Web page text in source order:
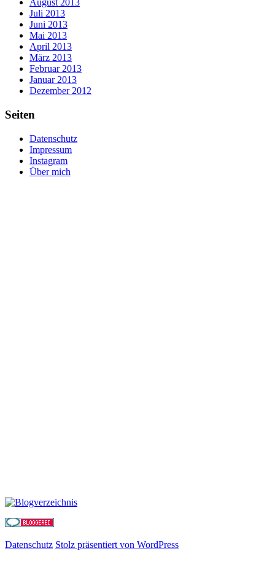
August 2013
Juli 2013
Juni 2013
Mai 2013
April 2013
März 2013
Februar 2013
Januar 2013
Dezember 2012
Seiten
Datenschutz
Impressum
Instagram
Über mich
Datenschutz Stolz präsentiert von WordPress